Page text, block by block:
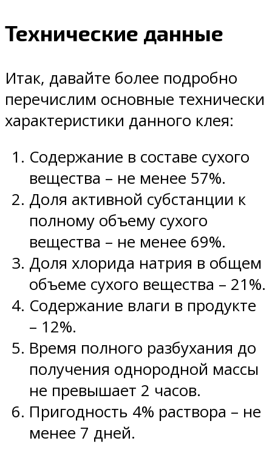
Технические данные
Итак, давайте более подробно
перечислим основные технически
характеристики данного клея:
Содержание в составе сухого
вещества – не менее 57%.
Доля активной субстанции к
полному объему сухого
вещества – не менее 69%.
Доля хлорида натрия в общем
объеме сухого вещества – 21%.
Содержание влаги в продукте
– 12%.
Время полного разбухания до
получения однородной массы
не превышает 2 часов.
Пригодность 4% раствора – не
менее 7 дней.